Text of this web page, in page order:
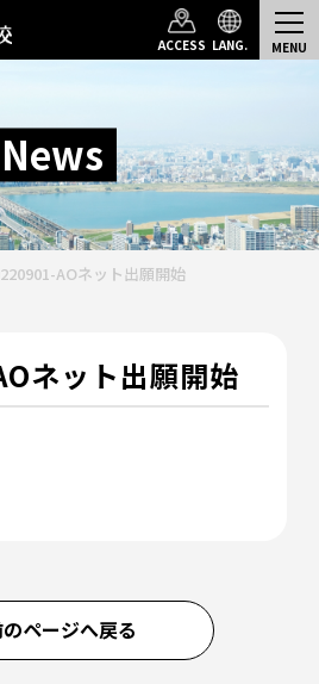
ACCESS LANG.
News
AOネット出願開始
ネット出願開始
ページへ戻る